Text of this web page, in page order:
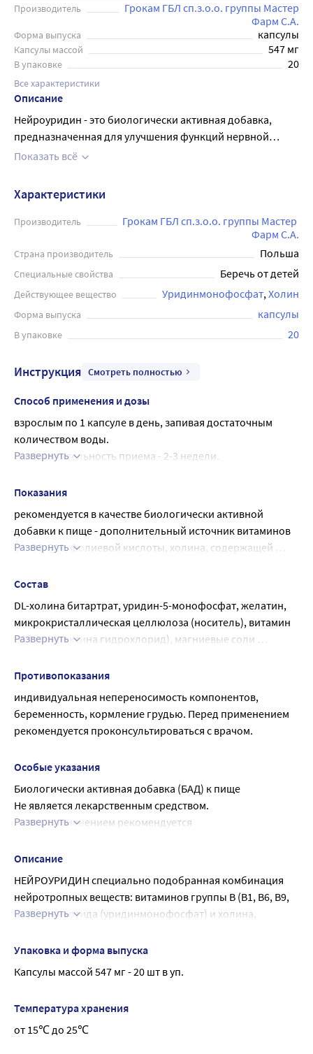
Производитель
Грокам ГБЛ сп.з.о.о. группы Мастер
Фарм С.А.
Форма выпуска капсулы
Капсулы массой 547 мг
В упаковке 20
Все характеристики
Описание
Нейроуридин - это биологически активная добавка,
предназначенная для улучшения функций нервной
системы. В составе препарата содержится уникальный
когнитивных способностей, улучшению памяти и
концентрации, а также защите нервных клеток от
негативных воздействий окружающей среды. Капсулы
профилактики, так и для лечения различных
заболеваний нервной системы, таких как депрессия,
стресс, неврозы и другие. В упаковке содержится 20
капсул массой 547 мг. Препарат рекомендуется
использовать только после консультации с врачом.
Показать всё
Характеристики
Производитель
Грокам ГБЛ сп.з.о.о. группы Мастер
Фарм С.А.
Страна производитель Польша
Специальные свойства Беречь от детей
Действующее вещество Уридинмонофосфат Холин
Форма выпуска капсулы
В упаковке 20
Инструкция Смотреть полностью
Способ применения и дозы
взрослым по 1 капсуле в день, запивая достаточным
количеством воды.
Продолжительность приема - 2-3 недели.
месяц.
Развернуть
Показания
рекомендуется в качестве биологически активной
добавки к пище - дополнительный источник витаминов
В1, В6, В12, фолиевой кислоты, холина, содержащей
Развернуть
Состав
DL-холина битартрат, уридин-5-монофосфат, желатин,
микрокристаллическая целлюлоза (носитель), витамин
В6 (пиридоксина гидрохлорид), магниевые соли
витамин В1 (тиамина гидрохлорид), кремния диоксид
фолиевая кислота, витамин В12 (цианокобаламин),
железа оксид желтый (краситель), железа оксид красный
(краситель).
Развернуть
Противопоказания
индивидуальная непереносимость компонентов,
беременность, кормление грудью. Перед применением
рекомендуется проконсультироваться с врачом.
Особые указания
Биологически активная добавка (БАД) к пище
Не является лекарственным средством.
Перед применением рекомендуется
Развернуть
Описание
НЕЙРОУРИДИН специально подобранная комбинация
нейротропных веществ: витаминов группы В (В1, В6, В9,
В12), нуклеотида (уридинмонофосфат) и холина,
улучшения нервной проводимости, укрепления нервной
системы и общего состояния организма
Компоненты Нейроуридин способствуют
укреплению нервной системы.
Рекомендуемый прием (1 капсула) содержит:
Развернуть
Упаковка и форма выпуска
Капсулы массой 547 мг - 20 шт в уп.
Температура хранения
от 15℃ до 25℃